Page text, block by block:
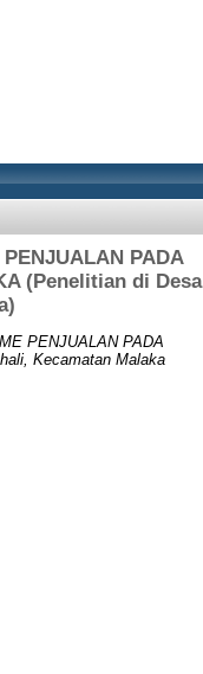
PADA
(Penelitian di Desa
PENJUALAN PADA
Kecamatan Malaka